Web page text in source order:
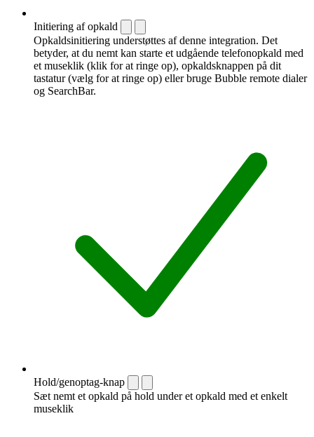
Initiering af opkald
Opkaldsinitiering understøttes af denne integration. Det
betyder, at du nemt kan starte et udgående telefonopkald med
et museklik (klik for at ringe op), opkaldsknappen på dit
tastatur (vælg for at ringe op) eller bruge Bubble remote dialer
og SearchBar.
Hold/genoptag-knap
Sæt nemt et opkald på hold under et opkald med et enkelt
museklik